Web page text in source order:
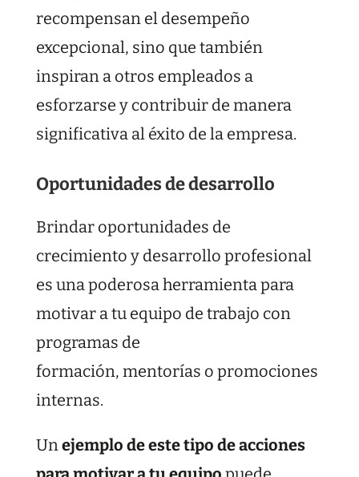
recompensan el desempeño
excepcional, sino que también
inspiran a otros empleados a
esforzarse y contribuir de manera
significativa al éxito de la empresa.
Oportunidades de desarrollo
Brindar oportunidades de
crecimiento y desarrollo profesional
es una poderosa herramienta para
motivar a tu equipo de trabajo con
programas de
formación, mentorías o promociones
internas.
Un ejemplo de este tipo de acciones